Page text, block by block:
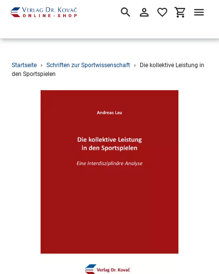
Direkt
zum
SuchenEinloggen
Startseite › Schriften zur Sportwissenschaft ›
Die kollektive Leistung in
den Sportspielen